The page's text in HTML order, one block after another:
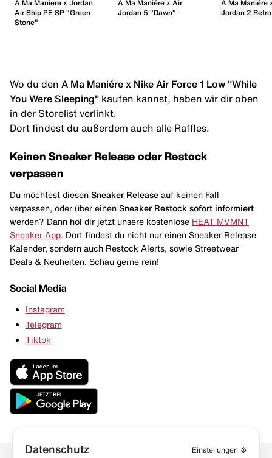
A Ma Maniere x Jordan
Air Ship PE SP "Green
Stone"
A Ma Maniére x Air
Jordan 5 "Dawn"
A Ma Maniére
Jordan 2
Wo du den A Ma Maniére x Nike Air Force 1 Low "While
You Were Sleeping" kaufen kannst, haben wir dir oben
in der Storelist verlinkt.
Dort findest du außerdem auch alle Raffles.
Keinen Sneaker Release oder Restock
verpassen
Du möchtest diesen Sneaker Release auf keinen Fall
verpassen, oder über einen Sneaker Restock sofort informiert
werden? Dann hol dir jetzt unsere kostenlose HEAT MVMNT
Sneaker App . Dort findest du nicht nur einen Sneaker Release
Kalender, sondern auch Restock Alerts, sowie Streetwear
Deals & Neuheiten. Schau gerne rein!
Social Media
Instagram
Telegram
Tiktok
Datenschutz Einstellungen ⚙️